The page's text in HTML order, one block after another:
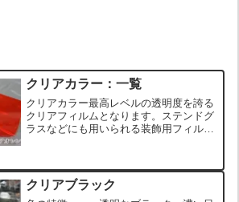
クリアカラー：一覧
クリアカラー最高レベルの透明度を誇る
クリアフィルムとなります。ステンドグ
ラスなどにも用いられる装飾用フィルム
どによる劣化にも強く、車の装飾にも適
したフィルムです。施工し...
クリアブラック